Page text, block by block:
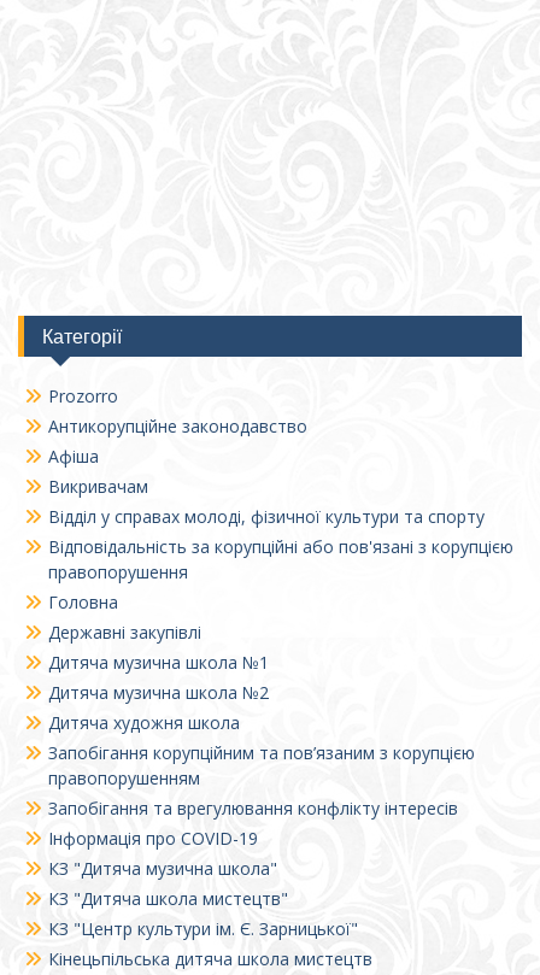
Категорії
Prozorro
Антикорупційне законодавство
Афіша
Викривачам
Відділ у справах молоді, фізичної культури та спорту
Відповідальність за корупційні або пов'язані з корупцією
правопорушення
Головна
Державні закупівлі
Дитяча музична школа №1
Дитяча музична школа №2
Дитяча художня школа
Запобігання корупційним та пов’язаним з корупцією
правопорушенням
Запобігання та врегулювання конфлікту інтересів
Інформація про COVID-19
КЗ "Дитяча музична школа"
КЗ "Дитяча школа мистецтв"
КЗ "Центр культури ім. Є. Зарницької"
Кінецьпільська дитяча школа мистецтв